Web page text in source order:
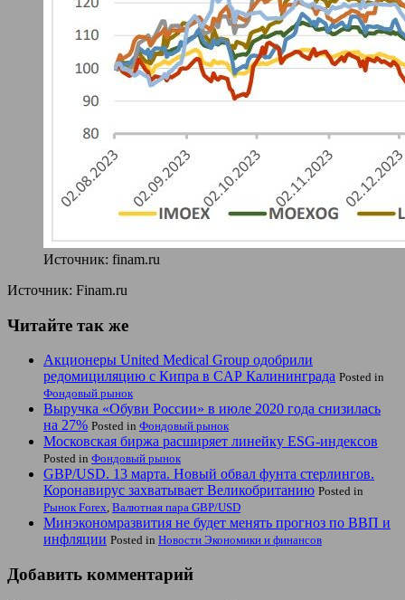
Источник: finam.ru
Источник: Finam.ru
Читайте так же
Акционеры United Medical Group одобрили
редомициляцию с Кипра в CAP Калининграда Posted in
Фондовый рынок
Выручка «Обуви России» в июле 2020 года снизилась
на 27% Posted in Фондовый рынок
Московская биржа расширяет линейку ESG-индексов
Posted in Фондовый рынок
GBP/USD. 13 марта. Новый обвал фунта стерлингов.
Коронавирус захватывает Великобританию Posted in
Рынок Forex, Валютная пара GBP/USD
Минэкономразвития не будет менять прогноз по ВВП и
инфляции Posted in Новости Экономики и финансов
Добавить комментарий